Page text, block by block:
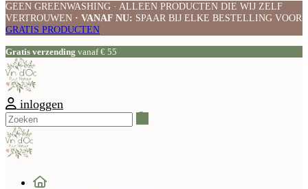
GEEN GREENWASHING · ALLEEN PRODUCTEN DIE WIJ ZELF
VERTROUWEN · VANAF NU: SPAAR BIJ ELKE BESTELLING VOOR
GRATIS PRODUCTEN
Gratis verzending vanaf € 55
inloggen